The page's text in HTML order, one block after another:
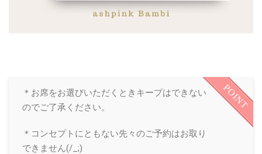
POINT
＊お席をお選びいただくときキープはできない
のでご了承ください。
＊コンセプトにともない先々のご予約はお取り
できません(/_;)